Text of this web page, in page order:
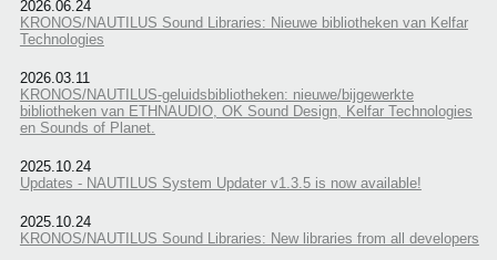
2026.06.24
KRONOS/NAUTILUS Sound Libraries: Nieuwe bibliotheken van Kelfar
Technologies
2026.03.11
KRONOS/NAUTILUS-geluidsbibliotheken: nieuwe/bijgewerkte
bibliotheken van ETHNAUDIO, OK Sound Design, Kelfar Technologies
en Sounds of Planet.
2025.10.24
Updates - NAUTILUS System Updater v1.3.5 is now available!
2025.10.24
KRONOS/NAUTILUS Sound Libraries: New libraries from all developers